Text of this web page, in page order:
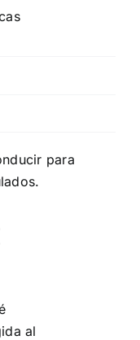
para
al